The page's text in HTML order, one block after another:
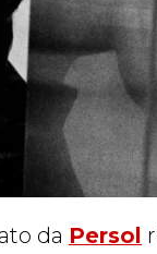
da Persol